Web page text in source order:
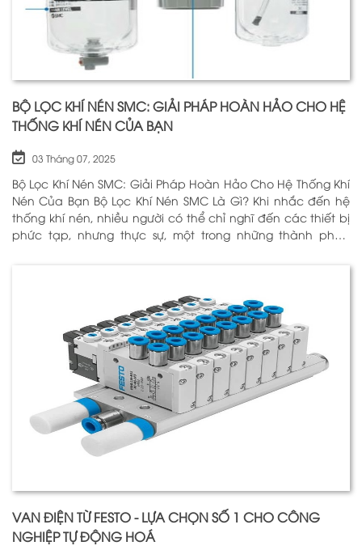
BỘ LỌC KHÍ NÉN SMC: GIẢI PHÁP HOÀN HẢO CHO HỆ
THỐNG KHÍ NÉN CỦA BẠN
03 Tháng 07, 2025
Bộ Lọc Khí Nén SMC: Giải Pháp Hoàn Hảo Cho Hệ Thống Khí
Nén Của Bạn Bộ Lọc Khí Nén SMC Là Gì? Khi nhắc đến hệ
thống khí nén, nhiều người có thể chỉ nghĩ đến các thiết bị
phức tạp, nhưng thực sự, một trong những thành phần
VAN ĐIỆN TỪ FESTO - LỰA CHỌN SỐ 1 CHO CÔNG
NGHIỆP TỰ ĐỘNG HOÁ